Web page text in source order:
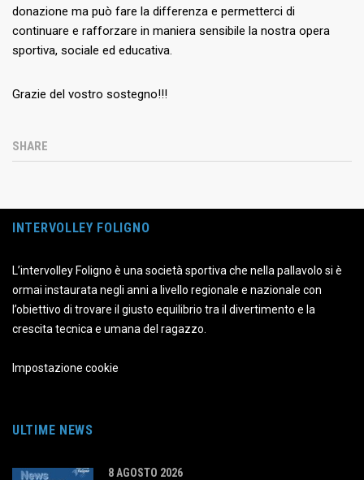
donazione ma può fare la differenza e permetterci di
continuare e rafforzare in maniera sensibile la nostra opera
sportiva, sociale ed educativa.
Grazie del vostro sostegno!!!
SHARE
INTERVOLLEY FOLIGNO
L’intervolley Foligno è una società sportiva che nella pallavolo si è
ormai instaurata negli anni a livello regionale e nazionale con
l’obiettivo di trovare il giusto equilibrio tra il divertimento e la
crescita tecnica e umana del ragazzo.
Impostazione cookie
ULTIME NEWS
8 AGOSTO 2026